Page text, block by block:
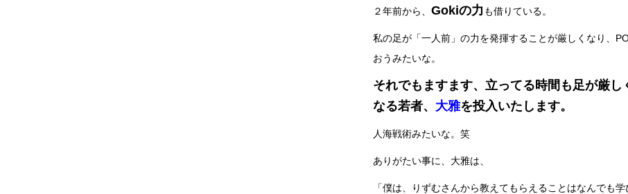
２年前から、 Gokiの力 も借りている。
私の足が「一人前」の力を発揮することが厳しくなり、
おうみたいな。
それでもますます、立ってる時間も足が厳
なる若者、 大雅を投入いたします。
人海戦術みたいな。笑
ありがたい事に、大雅は、
「僕は、りずむさんから教えてもらえることはなんでも